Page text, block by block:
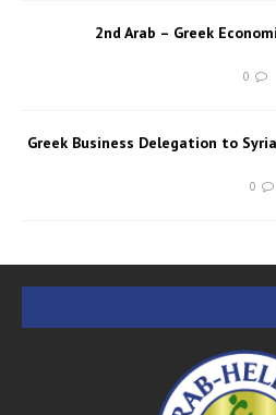
2nd Arab – Greek
0
Greek Business Delegation to
0